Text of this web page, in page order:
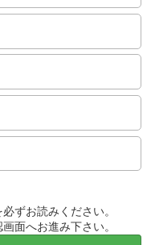
必ずお読みください。
面へお進み下さい。